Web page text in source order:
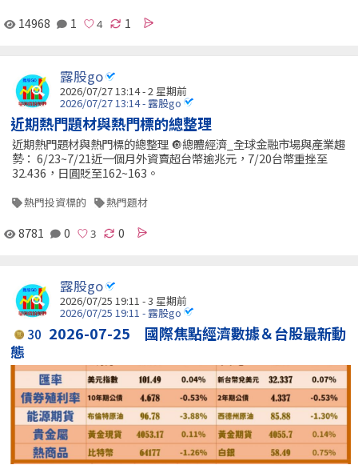
14968 1 1
露股go
2026/07/27 13:14 - 2 星期前
2026/07/27 13:14 - 露股go
近期熱門題材與熱門標的總整理
近期熱門題材與熱門標的總整理 🔘總體經濟_全球金融市場與產業趨
勢： 6/23~7/21近一個月外資賣超台幣逾兆元，7/20台幣重挫至
32.436，日圓貶至162~163。
熱門投資標的 熱門題材
8781 0 0
露股go
2026/07/25 19:11 - 3 星期前
2026/07/25 19:11 - 露股go
30 2026-07-25 國際焦點經濟數據＆台股最新動
態